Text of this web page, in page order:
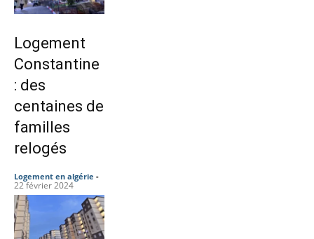
Logement
Constantine
: des
centaines de
familles
relogés
Logement en algérie -
22 février 2024